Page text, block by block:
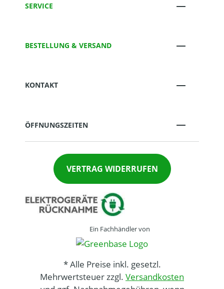
SERVICE
BESTELLUNG & VERSAND
KONTAKT
ÖFFNUNGSZEITEN
VERTRAG WIDERRUFEN
Ein Fachhändler von
* Alle Preise inkl. gesetzl.
Mehrwertsteuer zzgl. Versandkosten